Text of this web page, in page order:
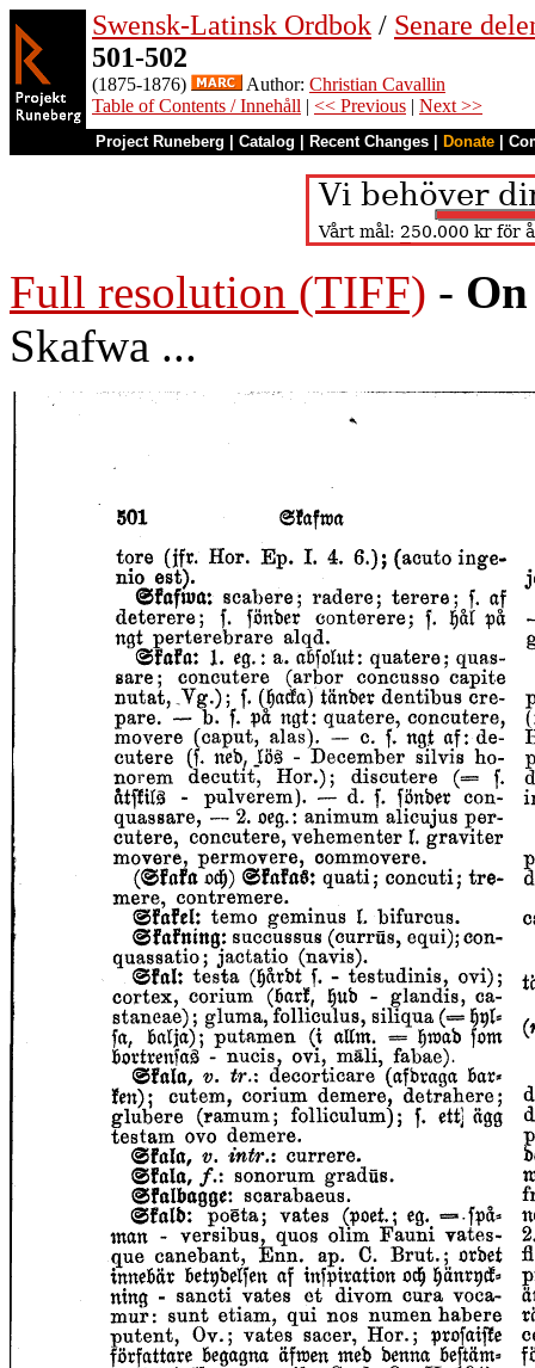
Swensk-Latinsk Ordbok / Senare
501-502
(1875-1876) Author: Christian Cavallin
Table of Contents / Innehåll | << Previous | Next >>
Project Runeberg Catalog Recent Changes Donate
Full resolution (TIFF) -
Skafwa ...